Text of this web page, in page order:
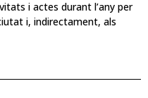
i actes durant l’any per
i, indirectament, als